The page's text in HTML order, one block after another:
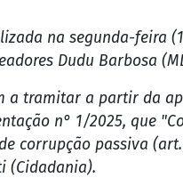
na segunda-feira
Dudu Barbosa
a tramitar a partir da
n° 1/2025, que
corrupção passiva
(Cidadania).